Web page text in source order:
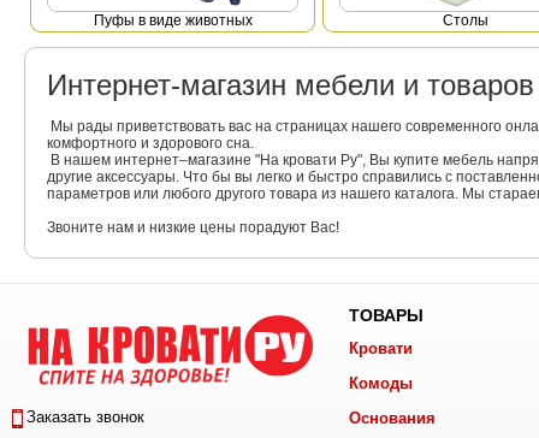
Пуфы в виде животных Столы
Интернет-магазин мебели и
Мы рады приветствовать вас на страницах нашего современного
комфортного и здорового сна.
В нашем интернет–магазине "На кровати Ру", Вы купите мебель
другие аксессуары. Что бы вы легко и быстро справились с
параметров или любого другого товара из нашего каталога. Мы
Звоните нам и низкие цены порадуют Вас!
Заказать звонок
ТОВАРЫ
Кровати
Комоды
Основания